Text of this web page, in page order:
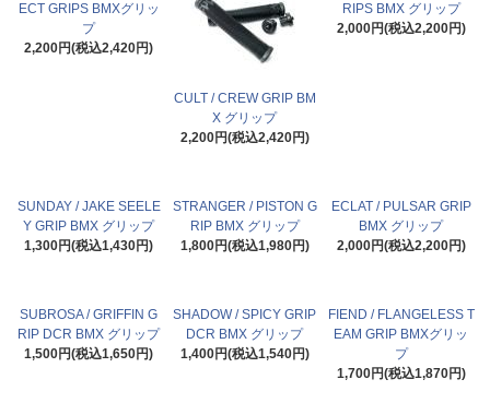
ECT GRIPS BMXグリッ
プ
2,200円(税込2,420円)
CULT / CREW GRIP BM
X グリップ
2,200円(税込2,420円)
RIPS BMX グリップ
2,000円(税込2,200円)
SUNDAY / JAKE SEELE
Y GRIP BMX グリップ
1,300円(税込1,430円)
STRANGER / PISTON G
RIP BMX グリップ
1,800円(税込1,980円)
ECLAT / PULSAR GRIP
BMX グリップ
2,000円(税込2,200円)
SUBROSA / GRIFFIN G
RIP DCR BMX グリップ
1,500円(税込1,650円)
SHADOW / SPICY GRIP
DCR BMX グリップ
1,400円(税込1,540円)
FIEND / FLANGELESS T
EAM GRIP BMXグリッ
プ
1,700円(税込1,870円)